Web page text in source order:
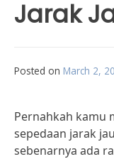
Jarak
Posted on March 2,
Pernahkah kamu
sepedaan jarak
sebenarnya ada